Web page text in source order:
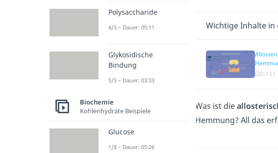
Wichtige Inhalte in
erklärt
(00:15)
Was ist die
Hemmung? All das
Polysaccharide
4/5 – Dauer: 05:11
Glykosidische
Bindung
5/5 – Dauer: 03:33
Biochemie
Kohlenhydrate Beispiele
Glucose
1/8 – Dauer: 05:26